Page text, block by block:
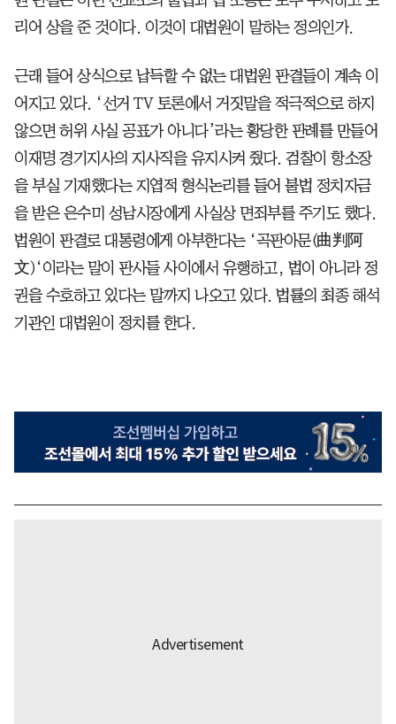
리어 상을 준 것이다. 이것이 대법원이 말하는 정의인가.
근래 들어 상식으로 납득할 수 없는 대법원 판결들이 계속 이
어지고 있다. ‘선거 TV 토론에서 거짓말을 적극적으로 하지
않으면 허위 사실 공표가 아니다’라는 황당한 판례를 만들어
이재명 경기지사의 지사직을 유지시켜 줬다. 검찰이 항소장
을 부실 기재했다는 지엽적 형식논리를 들어 불법 정치자금
을 받은 은수미 성남시장에게 사실상 면죄부를 주기도 했다.
법원이 판결로 대통령에게 아부한다는 ‘곡판아문(曲判阿
文)‘이라는 말이 판사들 사이에서 유행하고, 법이 아니라 정
권을 수호하고 있다는 말까지 나오고 있다. 법률의 최종 해석
기관인 대법원이 정치를 한다.